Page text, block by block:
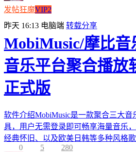
发帖狂魔VIP2
昨天 16:13 电脑端 转载分享
MobiMusic/摩比音
音乐平台聚合播放
正式版
软件介绍MobiMusic是一款聚合三大音
具，用户无需登录即可畅享海量音乐
经典怀旧、以及欧美日韩等多种风格
0
5 280